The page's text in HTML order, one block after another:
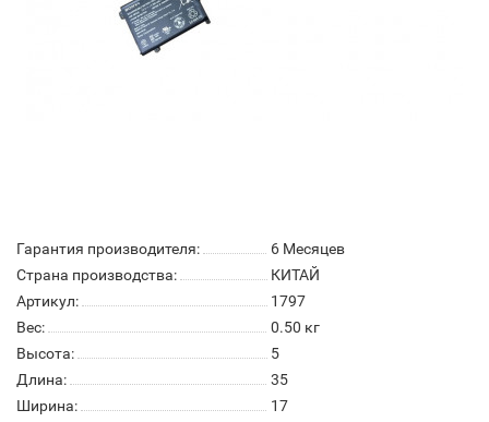
Гарантия производителя:
6 Месяцев
Страна производства:
КИТАЙ
Артикул:
1797
Вес:
0.50 кг
Высота:
5
Длина:
35
Ширина:
17